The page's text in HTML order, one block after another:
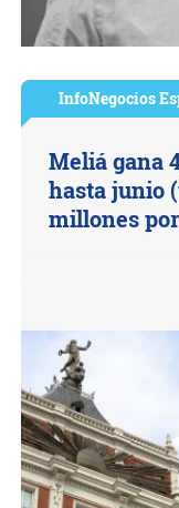
InfoNegocios
Meliá gana
hasta junio
millones